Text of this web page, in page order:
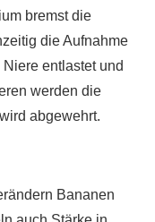
bremst die
die Aufnahme
entlastet und
werden die
abgewehrt.
Bananen